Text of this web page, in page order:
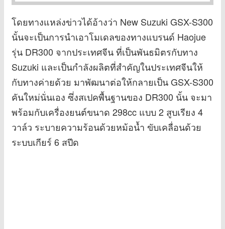
โดยทางแหล่งข่าวได้อ้างว่า New Suzuki GSX-S300
นั้นจะเป็นการนำเอาโมเดลของทางแบรนด์ Haojue
รุ่น DR300 จากประเทศจีน ที่เป็นพันธมิตรกับทาง
Suzuki และเป็นกำลังผลิตที่สำคัญในประเทศจีนให้
กับทางค่ายด้วย มาพัฒนาต่อให้กลายเป็น GSX-S300
คันใหม่นั่นเอง ซึ่งสเปคพื้นฐานของ DR300 นั้น จะมา
พร้อมกับเครื่องยนต์ขนาด 298cc แบบ 2 สูบเรียง 4
วาล์ว ระบายความร้อนด้วยหม้อน้ำ ขับเคลื่อนด้วย
ระบบเกียร์ 6 สปีด